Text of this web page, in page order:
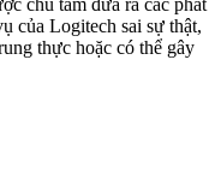
của Logitech sai sự thật,
thực hoặc có thể gây